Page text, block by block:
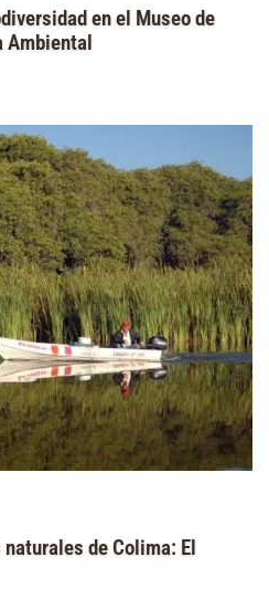
en el Museo de
Ambiental
de Colima: El